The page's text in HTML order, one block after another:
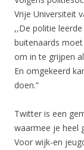
Vrije Universiteit
,,De politie
buitenaards
om in te grijpen
En omgekeerd
doen.”
Twitter is een
waarmee je heel
Voor wijk-en